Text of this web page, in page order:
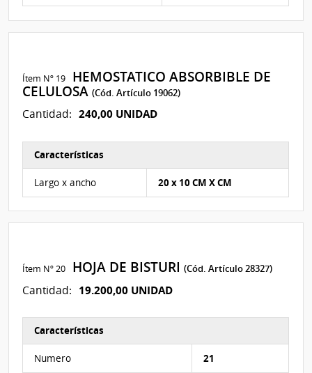
Ítem Nº 19
HEMOSTATICO ABSORBIBLE DE
CELULOSA(Cód. Artículo 19062)
Cantidad: 240,00 UNIDAD
Características
Largo x ancho 20 x 10 CM X CM
Ítem Nº 20 HOJA DE BISTURI(Cód. Artículo 28327)
Cantidad: 19.200,00 UNIDAD
Características
Numero 21